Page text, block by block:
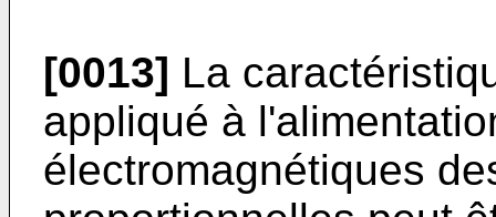
[0013] La
appliqué à
électromagnétiques